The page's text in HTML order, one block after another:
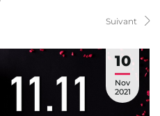
Suivant
10
Nov
2021